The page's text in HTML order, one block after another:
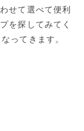
せて選べて便利
を探してみてく
ってきます。